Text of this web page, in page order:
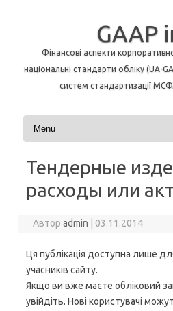
GAAP
Фінансові аспекти
національні стандарти обліку (UA-
систем стандартизації
Перейти до контенту
Тендерные
расходы или
Авторadmin 03.11.2014
Ця публікація доступна лише
учасників сайту.
Якщо ви вже маєте обліковий
увійдіть. Нові користувачі